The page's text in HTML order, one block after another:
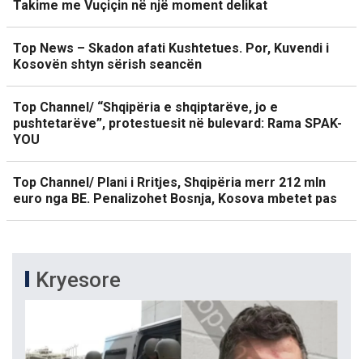
Takime me Vuçiçin në një moment delikat
Top News – Skadon afati Kushtetues. Por, Kuvendi i
Kosovën shtyn sërish seancën
Top Channel/ “Shqipëria e shqiptarëve, jo e
pushtetarëve”, protestuesit në bulevard: Rama SPAK-
YOU
Top Channel/ Plani i Rritjes, Shqipëria merr 212 mln
euro nga BE. Penalizohet Bosnja, Kosova mbetet pas
Kryesore